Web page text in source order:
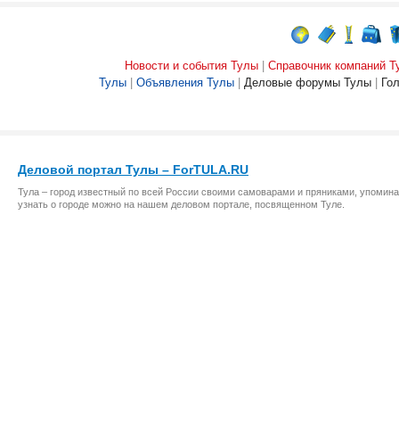
Новости и события Тулы
Справочник компаний
Тулы
Объявления Тулы Деловые форумы Тулы
Деловой портал Тулы – ForTULA.RU
Тула – город известный по всей России своими самоварами и пряниками,
узнать о городе можно на нашем деловом портале, посвященном Туле.